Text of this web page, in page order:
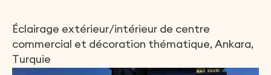
Éclairage extérieur/intérieur de centre
commercial et décoration thématique,Ankara,
Turquie